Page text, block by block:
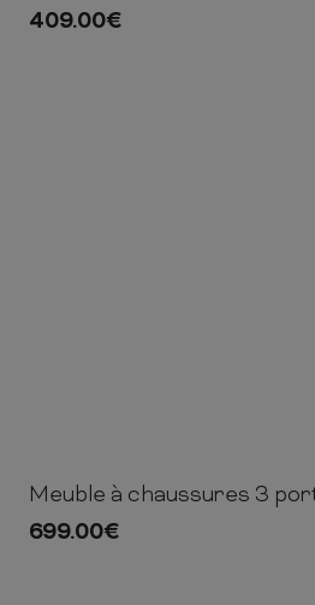
409.00€
105cm 134cm
Meuble à chaussures 3
699.00€